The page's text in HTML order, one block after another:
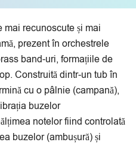
recunoscute și mai
prezent în orchestrele
band-uri, formațiile de
Construită dintr-un tub în
cu o pâlnie (campană),
buzelor
notelor fiind controlată
buzelor (ambușură) și